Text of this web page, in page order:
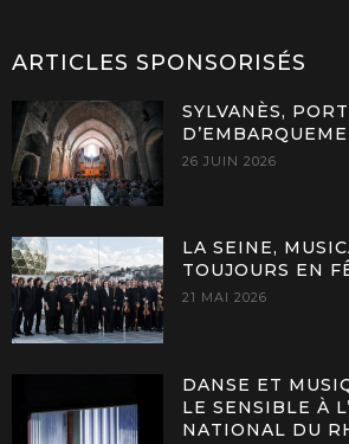
ARTICLES SPONSORISÉS
SYLVANÈS,
26 JUIN 2026
LA SEINE,
TOUJOURS EN
21 MAI 2026
DANSE ET
LE SENSIBLE À
NATIONAL DU